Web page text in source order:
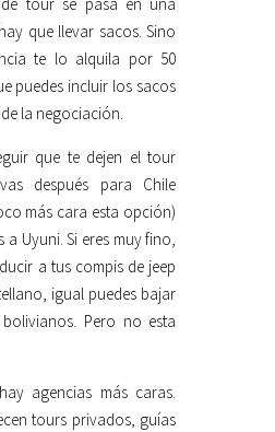
que llevar sacos. Sino
te lo alquila por 50
puedes incluir los sacos
la negociación.
que te dejen el tour
después para Chile
más cara esta opción)
a Uyuni. Si eres muy fino,
a tus compis de jeep
igual puedes bajar
Pero no esta
agencias más caras.
tours privados, guías